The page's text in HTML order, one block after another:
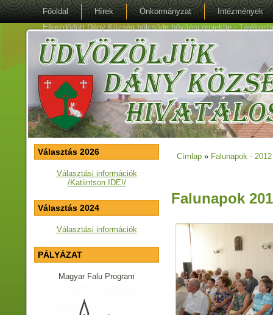
Főoldal Hírek Önkormányzat
Intézmények
Elkezdődött Dány Község bölcsőde bővítési projektje -
Választás 2026
Választási információk
/Katiintson IDE!/
Választás 2024
Választási információk
PÁLYÁZAT
Magyar Falu Program
Jelenlegi hely
Címlap » Falunapok -
Falunapok